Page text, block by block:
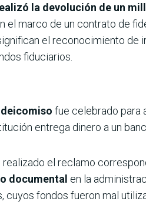
la devolución de un
el marco de un contrato de
el reconocimiento de
fiduciarios.
fue celebrado para
entrega dinero a un
realizado el reclamo
documental en la
cuyos fondos fueron mal